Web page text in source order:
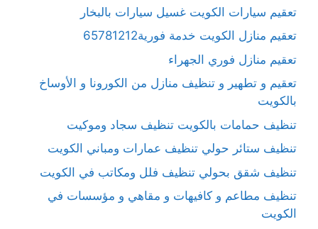
تعقيم سيارات الكويت غسيل سيارات بالبخار
تعقيم منازل الكويت خدمة فورية65781212
تعقيم منازل فوري الجهراء
تعقيم و تطهير و تنظيف منازل من الكورونا و الأوساخ
بالكويت
تنظيف حمامات بالكويت تنظيف سجاد وموكيت
تنظيف ستائر حولي تنظيف عمارات ومباني الكويت
تنظيف شقق بحولي تنظيف فلل ومكاتب في الكويت
تنظيف مطاعم و كافيهات و مقاهي و مؤسسات في
الكويت